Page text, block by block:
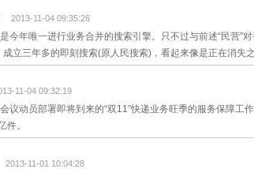
2013-11-04 09:35:26
今年唯一进行业务合并的搜索引擎。只不过与前述“民营”对
立三年多的即刻搜索(原人民搜索)，看起来像是正在消失之
11-04 09:32:19
议动员部署即将到来的“双11”快递业务旺季的服务保障工
件。
2013-11-01 10:04:28